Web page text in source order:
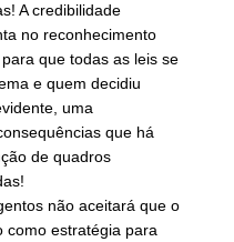
A credibilidade
no reconhecimento
que todas as leis se
e quem decidiu
uma
que há
de quadros
não aceitará que o
como estratégia para